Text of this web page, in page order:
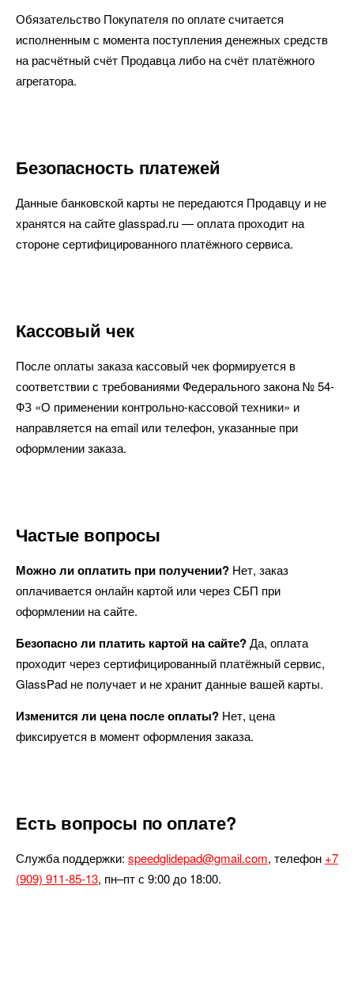
Обязательство Покупателя по оплате считается
исполненным с момента поступления денежных средств
на расчётный счёт Продавца либо на счёт платёжного
агрегатора.
Безопасность платежей
Данные банковской карты не передаются Продавцу и не
хранятся на сайте glasspad.ru — оплата проходит на
стороне сертифицированного платёжного сервиса.
Кассовый чек
После оплаты заказа кассовый чек формируется в
соответствии с требованиями Федерального закона № 54-
ФЗ «О применении контрольно-кассовой техники» и
направляется на email или телефон, указанные при
оформлении заказа.
Частые вопросы
Можно ли оплатить при получении? Нет, заказ
оплачивается онлайн картой или через СБП при
оформлении на сайте.
Безопасно ли платить картой на сайте?Да, оплата
проходит через сертифицированный платёжный сервис,
GlassPad не получает и не хранит данные вашей карты.
Изменится ли цена после оплаты? Нет, цена
фиксируется в момент оформления заказа.
Есть вопросы по оплате?
Служба поддержки: speedglidepad@gmail.com, телефон +7
(909) 911-85-13, пн–пт с 9:00 до 18:00.